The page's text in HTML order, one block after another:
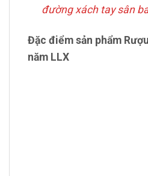
đường xách tay sân
Đặc điểm sản phẩm
năm LLX